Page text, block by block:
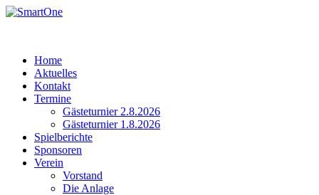
Home
Aktuelles
Kontakt
Termine
Gästeturnier 2.8.2026
Gästeturnier 1.8.2026
Spielberichte
Sponsoren
Verein
Vorstand
Die Anlage